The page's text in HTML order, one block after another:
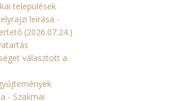
települések
leírása -
(2026.07.24.)
választott a
- Szakmai